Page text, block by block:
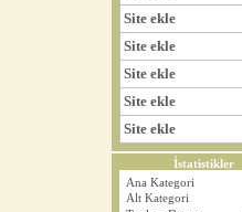
Site ekle
Site ekle
Site ekle
Site ekle
Site ekle
İstatistikler
Ana Kategori
Alt Kategori